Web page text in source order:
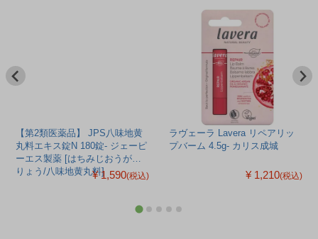
【第2類医薬品】 JPS八味地黄
丸料エキス錠N 180錠- ジェーピ
ーエス製薬 [はちみじおうがん
りょう/八味地黄丸料]¥ 1,590(税込)
ラヴェーラ Lavera リペアリッ
プバーム 4.5g- カリス成城
¥ 1,210(税込)